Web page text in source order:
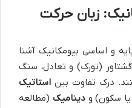
زبان حرکت
و اساسی بیومکانیک آشنا
(تورک) و تعادل، سنگ
درک تفاوت بین استاتیک
یا سکون) ودینامیک (مطالعه